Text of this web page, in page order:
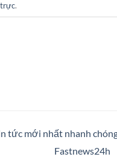
.
tức mới nhất nhanh
Fastnews24h